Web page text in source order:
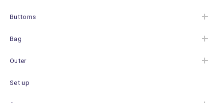
Buttoms
Bag
Outer
Set up